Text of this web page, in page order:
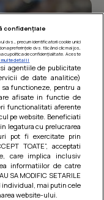
rosu
confidențiale
dvs., precum identificatorii cookie unici
preferințele dvs. făcând clic mai jos,
cu politica de confidențialitate. Aceste
multe detalii
agentiile de publicitate
de date analitice)
functioneze, pentru a
afisate in functie de
functionalitati aferente
pe website. Beneficiati
legatura cu prelucrarea
pot fi exercitate prin
TOATE”, acceptati
care implica inclusiv
informatiilor de catre
SA MODIFIC SETARILE
individual, mai putin cele
website-ului.